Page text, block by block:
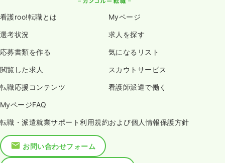
看護roo!転職とは Myページ
選考状況 求人を探す
応募書類を作る 気になるリスト
閲覧した求人 スカウトサービス
転職応援コンテンツ 看護師派遣で働く
MyページFAQ
転職・派遣就業サポート利用規約および個人情報保護方針
お問い合わせフォーム